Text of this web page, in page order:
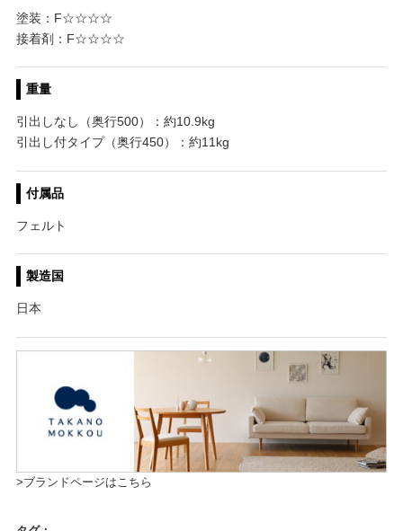
塗装：F☆☆☆☆
接着剤：F☆☆☆☆
重量
引出しなし（奥行500）：約10.9kg
引出し付タイプ（奥行450）：約11kg
付属品
フェルト
製造国
日本
>ブランドページはこちら